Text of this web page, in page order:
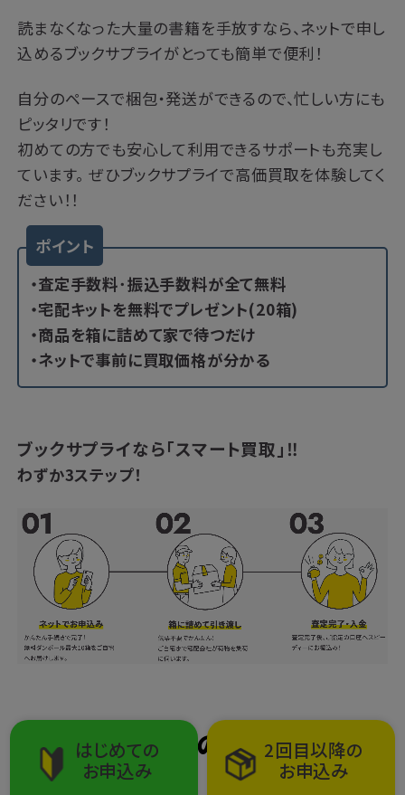
はじめての
お申込み
2回目以降の
お申込み
読まなくなった大量の書籍を手放すなら、ネットで申し
込めるブックサプライがとっても簡単で便利！
自分のペースで梱包・発送ができるので、忙しい方にも
ピッタリです！
初めての方でも安心して利用できるサポートも充実し
ています。 ぜひブックサプライで高価買取を体験してく
ださい！！
ポイント
・査定手数料･振込手数料が全て無料
・宅配キットを無料でプレゼント(20箱)
・商品を箱に詰めて家で待つだけ
・ネットで事前に買取価格が分かる
ブックサプライなら「スマート買取」‼
わずか3ステップ！
今なら期間限定のキャンペーン
も開催中！